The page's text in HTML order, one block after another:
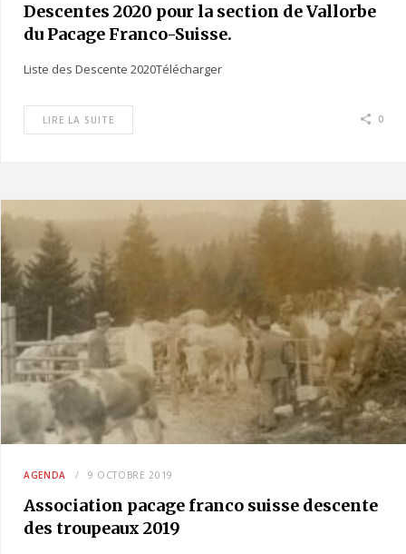
Descentes 2020 pour la section de Vallorbe
du Pacage Franco-Suisse.
Liste des Descente 2020Télécharger
LIRE LA SUITE 0
AGENDA 9 OCTOBRE 2019
Association pacage franco suisse descente
des troupeaux 2019